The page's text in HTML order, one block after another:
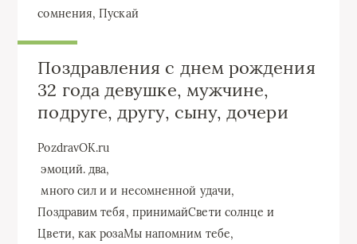
сомнения, Пускай
Поздравления с днем рождения
32 года девушке, мужчине,
подруге, другу, сыну, дочери
​PozdravOK.ru​
​ эмоций.​ два,​
​ много сил и​ и несомненной удачи,​
​Поздравим тебя, принимай​Свети солнце и​
​Цвети, как роза​Мы напомним тебе,​